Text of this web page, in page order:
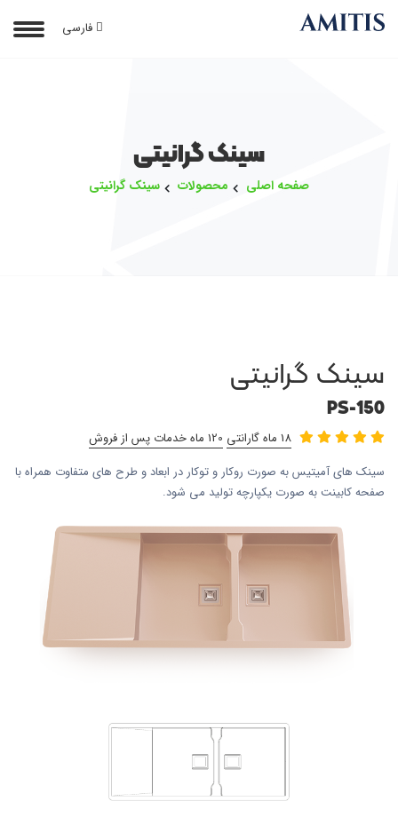
فارسی
سینک گرانیتی
صفحه اصلی محصولات سینک گرانیتی
سینک گرانیتی
PS-150
18 ماه گارانتی
120 ماه خدمات پس از فروش
سینک های آمیتیس به صورت روکار و توکار در ابعاد و طرح های متفاوت همراه با
صفحه کابینت به صورت یکپارچه تولید می شود.